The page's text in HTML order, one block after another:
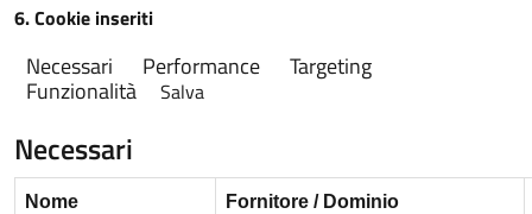
6. Cookie inseriti
Necessari Performance Targeting
Funzionalità Salva
Necessari
Nome Fornitore / Dominio